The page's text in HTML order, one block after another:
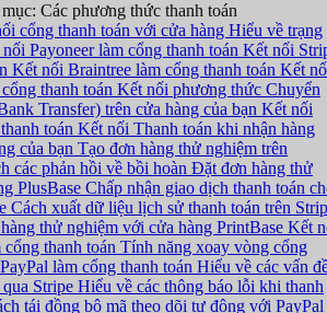
Các phương thức thanh toán
cổng thanh toán với cửa hàng Hiểu về trạng
Payoneer làm cổng thanh toán Kết nối
Kết nối Braintree làm cổng thanh toán Kết
thanh toán Kết nối phương thức Chuyển
Transfer) trên cửa hàng của bạn Kết nối
toán Kết nối Thanh toán khi nhận hàng
của bạn Tạo đơn hàng thử nghiệm trên
các phản hồi về bồi hoàn Đặt đơn hàng thử
PlusBase Chấp nhận giao dịch thanh toán
Cách xuất dữ liệu lịch sử thanh toán trên
thử nghiệm với cửa hàng PrintBase Kết
thanh toán Tính năng xoay vòng cổng
làm cổng thanh toán Hiểu về các vấn
Stripe Hiểu về các thông báo lỗi khi thanh
tái đồng bộ mã theo dõi tự động với PayPal